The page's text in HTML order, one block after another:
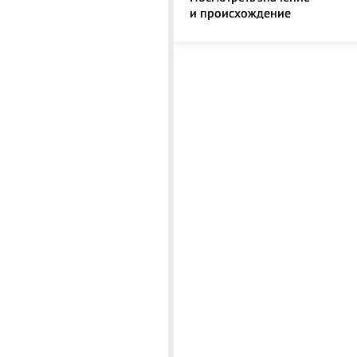
и происхождение